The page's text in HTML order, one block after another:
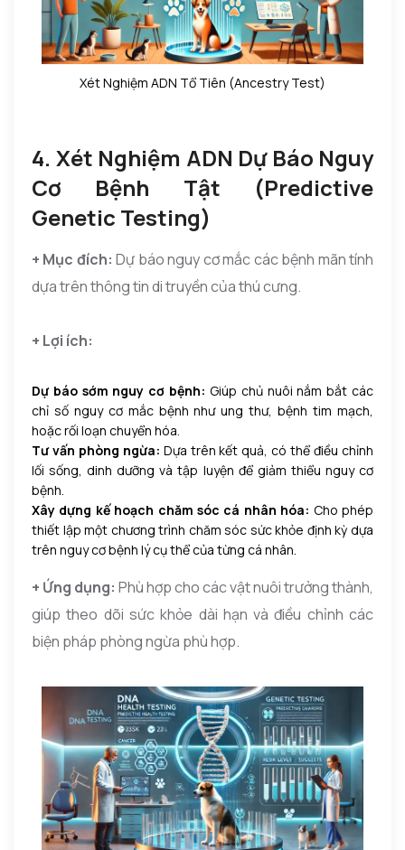
Xét Nghiệm ADN Tổ Tiên (Ancestry Test)
4. Xét Nghiệm ADN Dự Báo Nguy
Cơ Bệnh Tật (Predictive
Genetic Testing)
+ Mục đích:Dự báo nguy cơ mắc các bệnh mãn tính
dựa trên thông tin di truyền của thú cưng.
+ Lợi ích:
Dự báo sớm nguy cơ bệnh: Giúp chủ nuôi nắm bắt các
chỉ số nguy cơ mắc bệnh như ung thư, bệnh tim mạch,
hoặc rối loạn chuyển hóa.
Tư vấn phòng ngừa: Dựa trên kết quả, có thể điều chỉnh
lối sống, dinh dưỡng và tập luyện để giảm thiểu nguy cơ
bệnh.
Xây dựng kế hoạch chăm sóc cá nhân hóa: Cho phép
thiết lập một chương trình chăm sóc sức khỏe định kỳ dựa
trên nguy cơ bệnh lý cụ thể của từng cá nhân.
+ Ứng dụng: Phù hợp cho các vật nuôi trưởng thành,
giúp theo dõi sức khỏe dài hạn và điều chỉnh các
biện pháp phòng ngừa phù hợp.